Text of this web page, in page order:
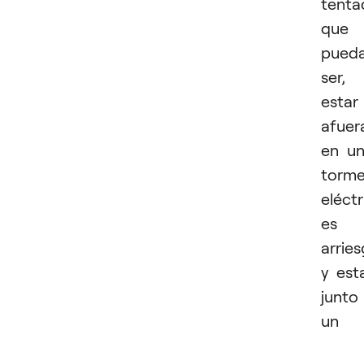
que
ser,
estar
en
es
y
junto
un